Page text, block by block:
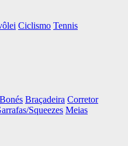
Ciclismo Tennis
Bonés Braçadeira Corretor
Squeezes Meias